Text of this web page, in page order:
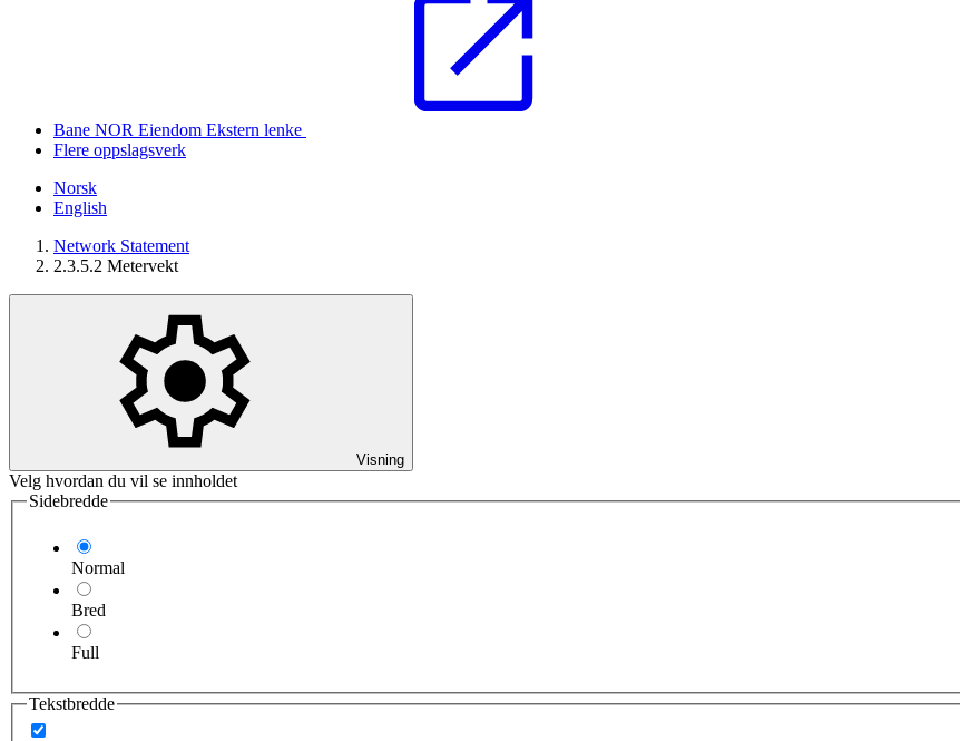
Bane NOR Eiendom Ekstern lenke
Flere oppslagsverk
Norsk
English
Network Statement
2.3.5.2 Metervekt
Visning
Velg hvordan du vil se innholdet
Sidebredde
Normal
Bred
Full
Tekstbredde